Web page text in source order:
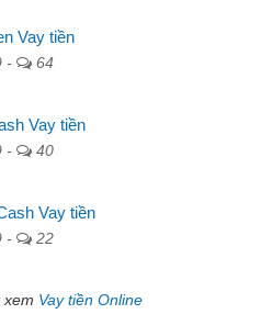
Vay tiền
- 64
Vay tiền
- 40
Vay tiền
- 22
xem Vay tiền Online